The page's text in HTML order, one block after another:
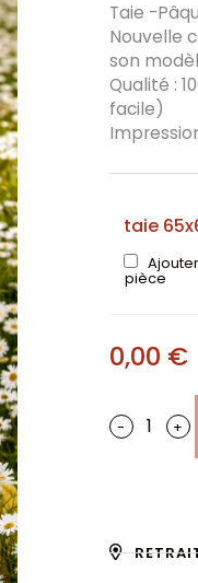
Taie -
Nouvelle
son
Qualité :
facile)
taie
pièce
0,00 €
- +